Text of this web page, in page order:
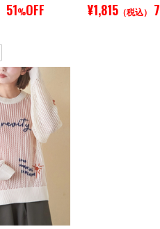
51%OFF ¥1,815 （税込）